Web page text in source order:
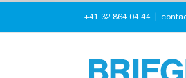
content
+41 32 864 04 44